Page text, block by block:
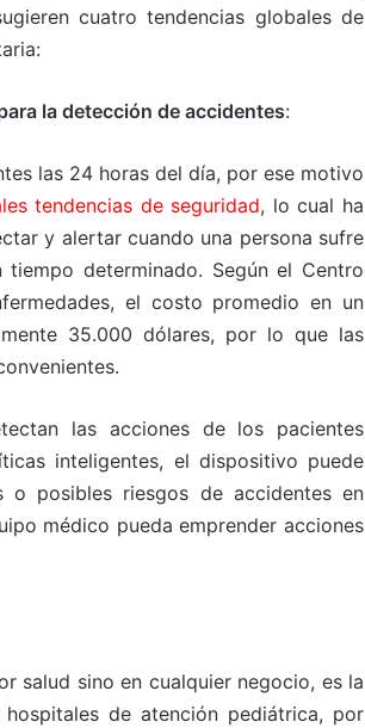
cuatro tendencias globales de
la detección de accidentes:
las 24 horas del día, por ese motivo
tendencias de seguridad, lo cual ha
y alertar cuando una persona sufre
determinado. Según el Centro
el costo promedio en un
35.000 dólares, por lo que las
las acciones de los pacientes
inteligentes, el dispositivo puede
o posibles riesgos de accidentes en
médico pueda emprender acciones
salud sino en cualquier negocio, es la
de atención pediátrica, por